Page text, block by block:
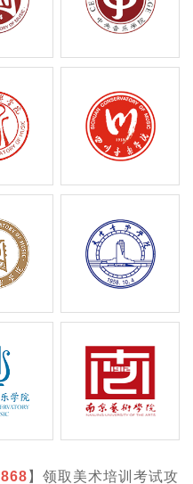
府奖学金院校、全
上海音乐艺术发展
现代专业音乐教育
“音乐家的摇篮”。
】领取美术培训考试攻